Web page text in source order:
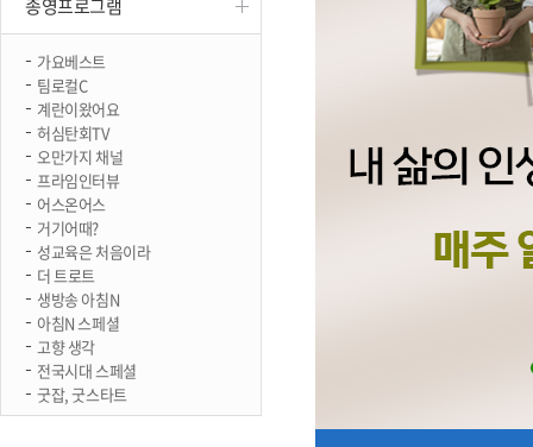
종영프로그램
가요베스트
팀로컬C
계란이왔어요
허심탄회TV
오만가지 채널
프라임인터뷰
어스온어스
거기어때?
성교육은 처음이라
더 트로트
생방송 아침N
아침N 스페셜
고향 생각
전국시대 스페셜
굿잡, 굿스타트